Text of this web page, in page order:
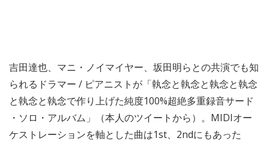
吉田達也、マニ・ノイマイヤー、坂田明らとの共演でも知
られるドラマー / ピアニストが「執念と執念と執念と執念
と執念と執念で作り上げた純度100%超絶多重録音サード
・ソロ・アルバム」（本人のツイートから）。MIDIオー
ケストレーションを軸とした曲は1st、2ndにもあった